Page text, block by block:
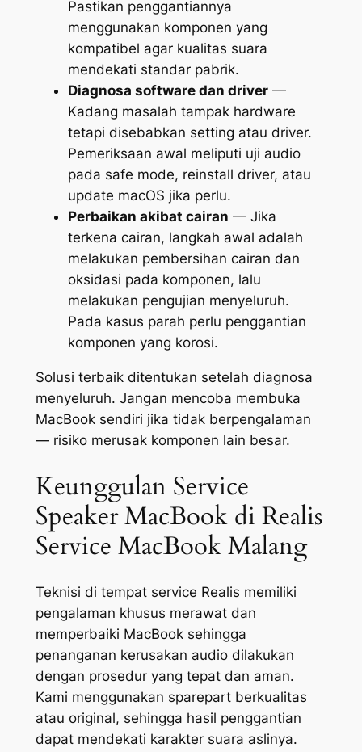
Pastikan penggantiannya
menggunakan komponen yang
kompatibel agar kualitas suara
mendekati standar pabrik.
Diagnosa software dan driver—
Kadang masalah tampak hardware
tetapi disebabkan setting atau driver.
Pemeriksaan awal meliputi uji audio
pada safe mode, reinstall driver, atau
update macOS jika perlu.
Perbaikan akibat cairan — Jika
terkena cairan, langkah awal adalah
melakukan pembersihan cairan dan
oksidasi pada komponen, lalu
melakukan pengujian menyeluruh.
Pada kasus parah perlu penggantian
komponen yang korosi.
Solusi terbaik ditentukan setelah diagnosa
menyeluruh. Jangan mencoba membuka
MacBook sendiri jika tidak berpengalaman
— risiko merusak komponen lain besar.
Keunggulan Service
Speaker MacBook di Realis
Service MacBook Malang
Teknisi di tempat service Realis memiliki
pengalaman khusus merawat dan
memperbaiki MacBook sehingga
penanganan kerusakan audio dilakukan
dengan prosedur yang tepat dan aman.
Kami menggunakan sparepart berkualitas
atau original, sehingga hasil penggantian
dapat mendekati karakter suara aslinya.